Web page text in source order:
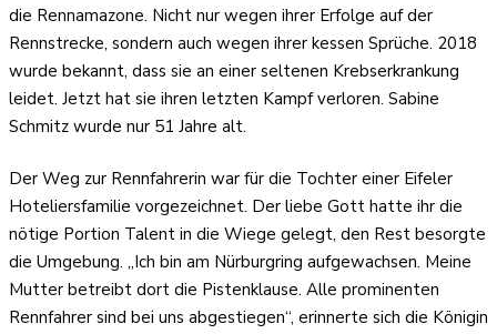
die Rennamazone. Nicht nur wegen ihrer Erfolge auf der
Rennstrecke, sondern auch wegen ihrer kessen Sprüche. 2018
wurde bekannt, dass sie an einer seltenen Krebserkrankung
leidet. Jetzt hat sie ihren letzten Kampf verloren. Sabine
Schmitz wurde nur 51 Jahre alt.
Der Weg zur Rennfahrerin war für die Tochter einer Eifeler
Hoteliersfamilie vorgezeichnet. Der liebe Gott hatte ihr die
nötige Portion Talent in die Wiege gelegt, den Rest besorgte
die Umgebung. „Ich bin am Nürburgring aufgewachsen. Meine
Mutter betreibt dort die Pistenklause. Alle prominenten
Rennfahrer sind bei uns abgestiegen“, erinnerte sich die Königin